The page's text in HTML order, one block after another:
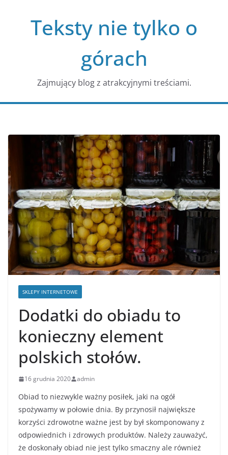
Teksty nie tylko o
górach
Zajmujący blog z atrakcyjnymi treściami.
SKLEPY INTERNETOWE
Dodatki do obiadu to
konieczny element
polskich stołów.
16 grudnia 2020 admin
Obiad to niezwykle ważny posiłek, jaki na ogół
spożywamy w połowie dnia. By przynosił największe
korzyści zdrowotne ważne jest by był skomponowany z
odpowiednich i zdrowych produktów. Należy zauważyć,
że doskonały obiad nie jest tylko smaczny ale również